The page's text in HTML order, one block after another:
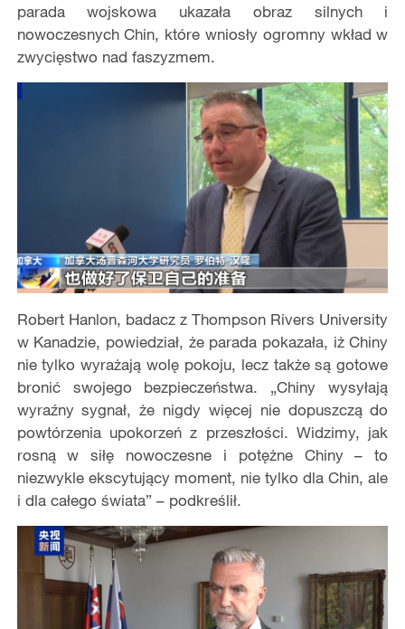
parada wojskowa ukazała obraz silnych i
nowoczesnych Chin, które wniosły ogromny wkład w
zwycięstwo nad faszyzmem.
Robert Hanlon, badacz z Thompson Rivers University
w Kanadzie, powiedział, że parada pokazała, iż Chiny
nie tylko wyrażają wolę pokoju, lecz także są gotowe
bronić swojego bezpieczeństwa. „Chiny wysyłają
wyraźny sygnał, że nigdy więcej nie dopuszczą do
powtórzenia upokorzeń z przeszłości. Widzimy, jak
rosną w siłę nowoczesne i potężne Chiny – to
niezwykle ekscytujący moment, nie tylko dla Chin, ale
i dla całego świata” – podkreślił.